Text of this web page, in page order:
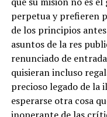
perpetua y prefieren
de los principios
asuntos de la res
renunciado de
quisieran incluso
precioso legado de la
esperarse otra cosa